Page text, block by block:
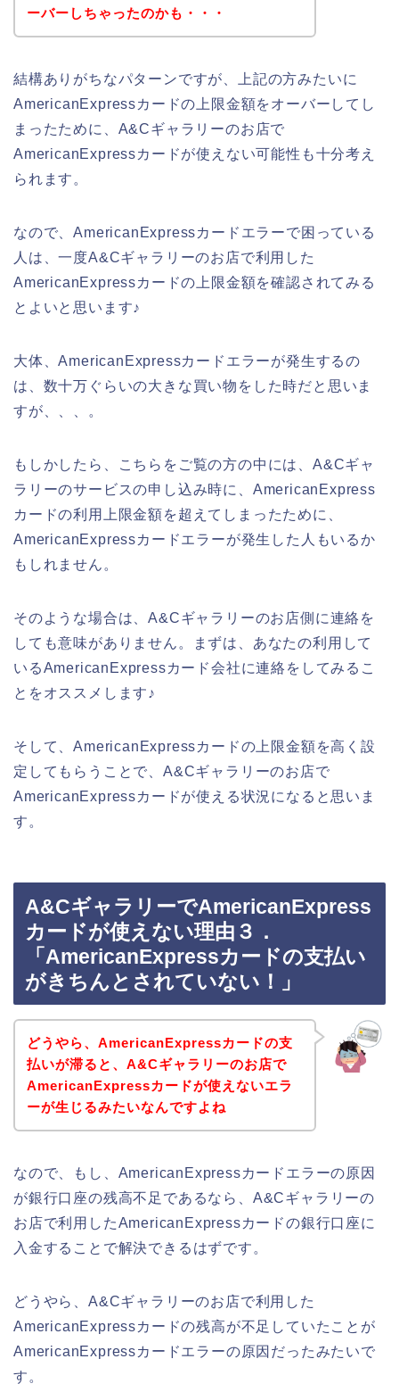
ーバーしちゃったのかも・・・
結構ありがちなパターンですが、上記の方みたいに
AmericanExpressカードの上限金額をオーバーしてし
まったために、A&Cギャラリーのお店で
AmericanExpressカードが使えない可能性も十分考え
られます。
なので、AmericanExpressカードエラーで困っている
人は、一度A&Cギャラリーのお店で利用した
AmericanExpressカードの上限金額を確認されてみる
とよいと思います♪
大体、AmericanExpressカードエラーが発生するの
は、数十万ぐらいの大きな買い物をした時だと思いま
すが、、、。
もしかしたら、こちらをご覧の方の中には、A&Cギャ
ラリーのサービスの申し込み時に、AmericanExpress
カードの利用上限金額を超えてしまったために、
AmericanExpressカードエラーが発生した人もいるか
もしれません。
そのような場合は、A&Cギャラリーのお店側に連絡を
しても意味がありません。まずは、あなたの利用して
いるAmericanExpressカード会社に連絡をしてみるこ
とをオススメします♪
そして、AmericanExpressカードの上限金額を高く設
定してもらうことで、A&Cギャラリーのお店で
AmericanExpressカードが使える状況になると思いま
す。
A&CギャラリーでAmericanExpress
カードが使えない理由３．
「AmericanExpressカードの支払い
がきちんとされていない！」
どうやら、AmericanExpressカードの支
払いが滞ると、A&Cギャラリーのお店で
AmericanExpressカードが使えないエラ
ーが生じるみたいなんですよね
なので、もし、AmericanExpressカードエラーの原因
が銀行口座の残高不足であるなら、A&Cギャラリーの
お店で利用したAmericanExpressカードの銀行口座に
入金することで解決できるはずです。
どうやら、A&Cギャラリーのお店で利用した
AmericanExpressカードの残高が不足していたことが
AmericanExpressカードエラーの原因だったみたいで
す。